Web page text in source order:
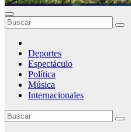
Deportes
Espectáculo
Política
Música
Internacionales